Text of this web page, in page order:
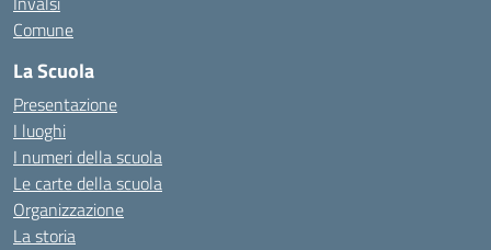
Comune
La Scuola
Presentazione
I luoghi
I numeri della scuola
Le carte della scuola
Organizzazione
La storia